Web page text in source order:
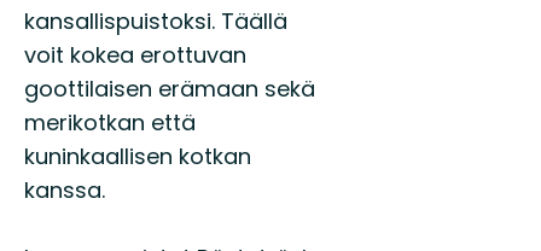
kansallispuistoksi. Täällä
voit kokea erottuvan
goottilaisen erämaan sekä
merikotkan että
kuninkaallisen kotkan
kanssa.